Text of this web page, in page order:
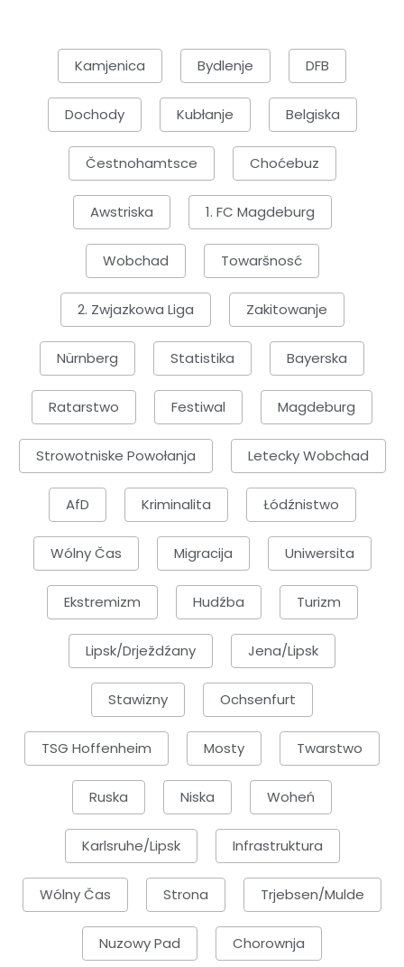
Kamjenica Bydlenje DFB
Dochody Kubłanje Belgiska
Čestnohamtsce Choćebuz
Awstriska 1. FC Magdeburg
Wobchad Towaršnosć
2. Zwjazkowa Liga Zakitowanje
Nürnberg Statistika Bayerska
Ratarstwo Festiwal Magdeburg
Strowotniske Powołanja Letecky Wobchad
AfD Kriminalita Łódźnistwo
Wólny Čas Migracija Uniwersita
Ekstremizm Hudźba Turizm
Lipsk/Drježdźany Jena/Lipsk
Stawizny Ochsenfurt
TSG Hoffenheim Mosty Twarstwo
Ruska Niska Woheń
Karlsruhe/Lipsk Infrastruktura
Wólny Čas Strona Trjebsen/Mulde
Nuzowy Pad Chorownja